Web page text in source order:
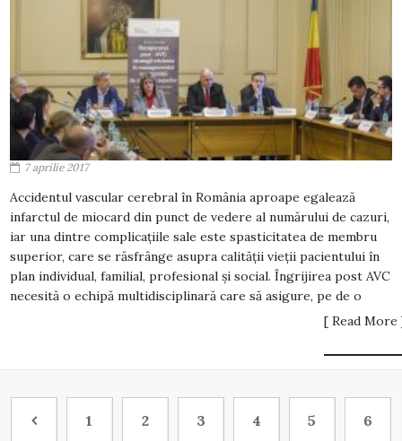
7 aprilie 2017
Accidentul vascular cerebral în România aproape egalează
infarctul de miocard din punct de vedere al numărului de cazuri,
iar una dintre complicațiile sale este spasticitatea de membru
superior, care se răsfrânge asupra calității vieții pacientului în
plan individual, familial, profesional și social. Îngrijirea post AVC
necesită o echipă multidisciplinară care să asigure, pe de o
[ Read More
1 2 3 4 5 6